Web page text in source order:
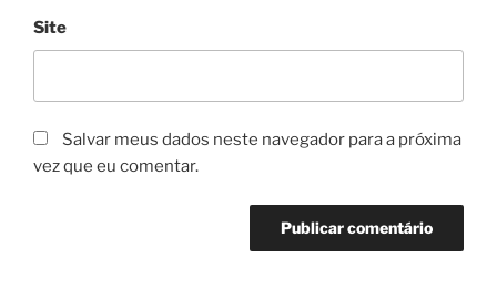
Site
Salvar meus dados neste navegador para a próxima
vez que eu comentar.